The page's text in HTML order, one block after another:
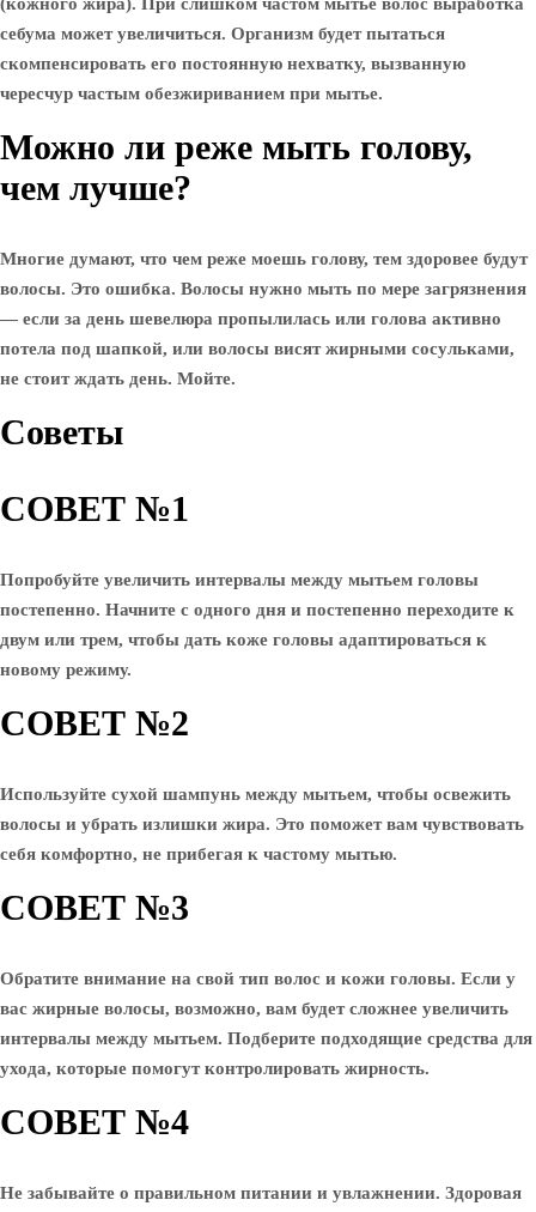
себума может увеличиться. Организм будет пытаться
скомпенсировать его постоянную нехватку, вызванную
чересчур частым обезжириванием при мытье.
Можно ли реже мыть голову,
чем лучше?
Многие думают, что чем реже моешь голову, тем здоровее будут
волосы. Это ошибка. Волосы нужно мыть по мере загрязнения
— если за день шевелюра пропылилась или голова активно
потела под шапкой, или волосы висят жирными сосульками,
не стоит ждать день. Мойте.
Советы
СОВЕТ №1
Попробуйте увеличить интервалы между мытьем головы
постепенно. Начните с одного дня и постепенно переходите к
двум или трем, чтобы дать коже головы адаптироваться к
новому режиму.
СОВЕТ №2
Используйте сухой шампунь между мытьем, чтобы освежить
волосы и убрать излишки жира. Это поможет вам чувствовать
себя комфортно, не прибегая к частому мытью.
СОВЕТ №3
Обратите внимание на свой тип волос и кожи головы. Если у
вас жирные волосы, возможно, вам будет сложнее увеличить
интервалы между мытьем. Подберите подходящие средства для
ухода, которые помогут контролировать жирность.
СОВЕТ №4
Не забывайте о правильном питании и увлажнении. Здоровая